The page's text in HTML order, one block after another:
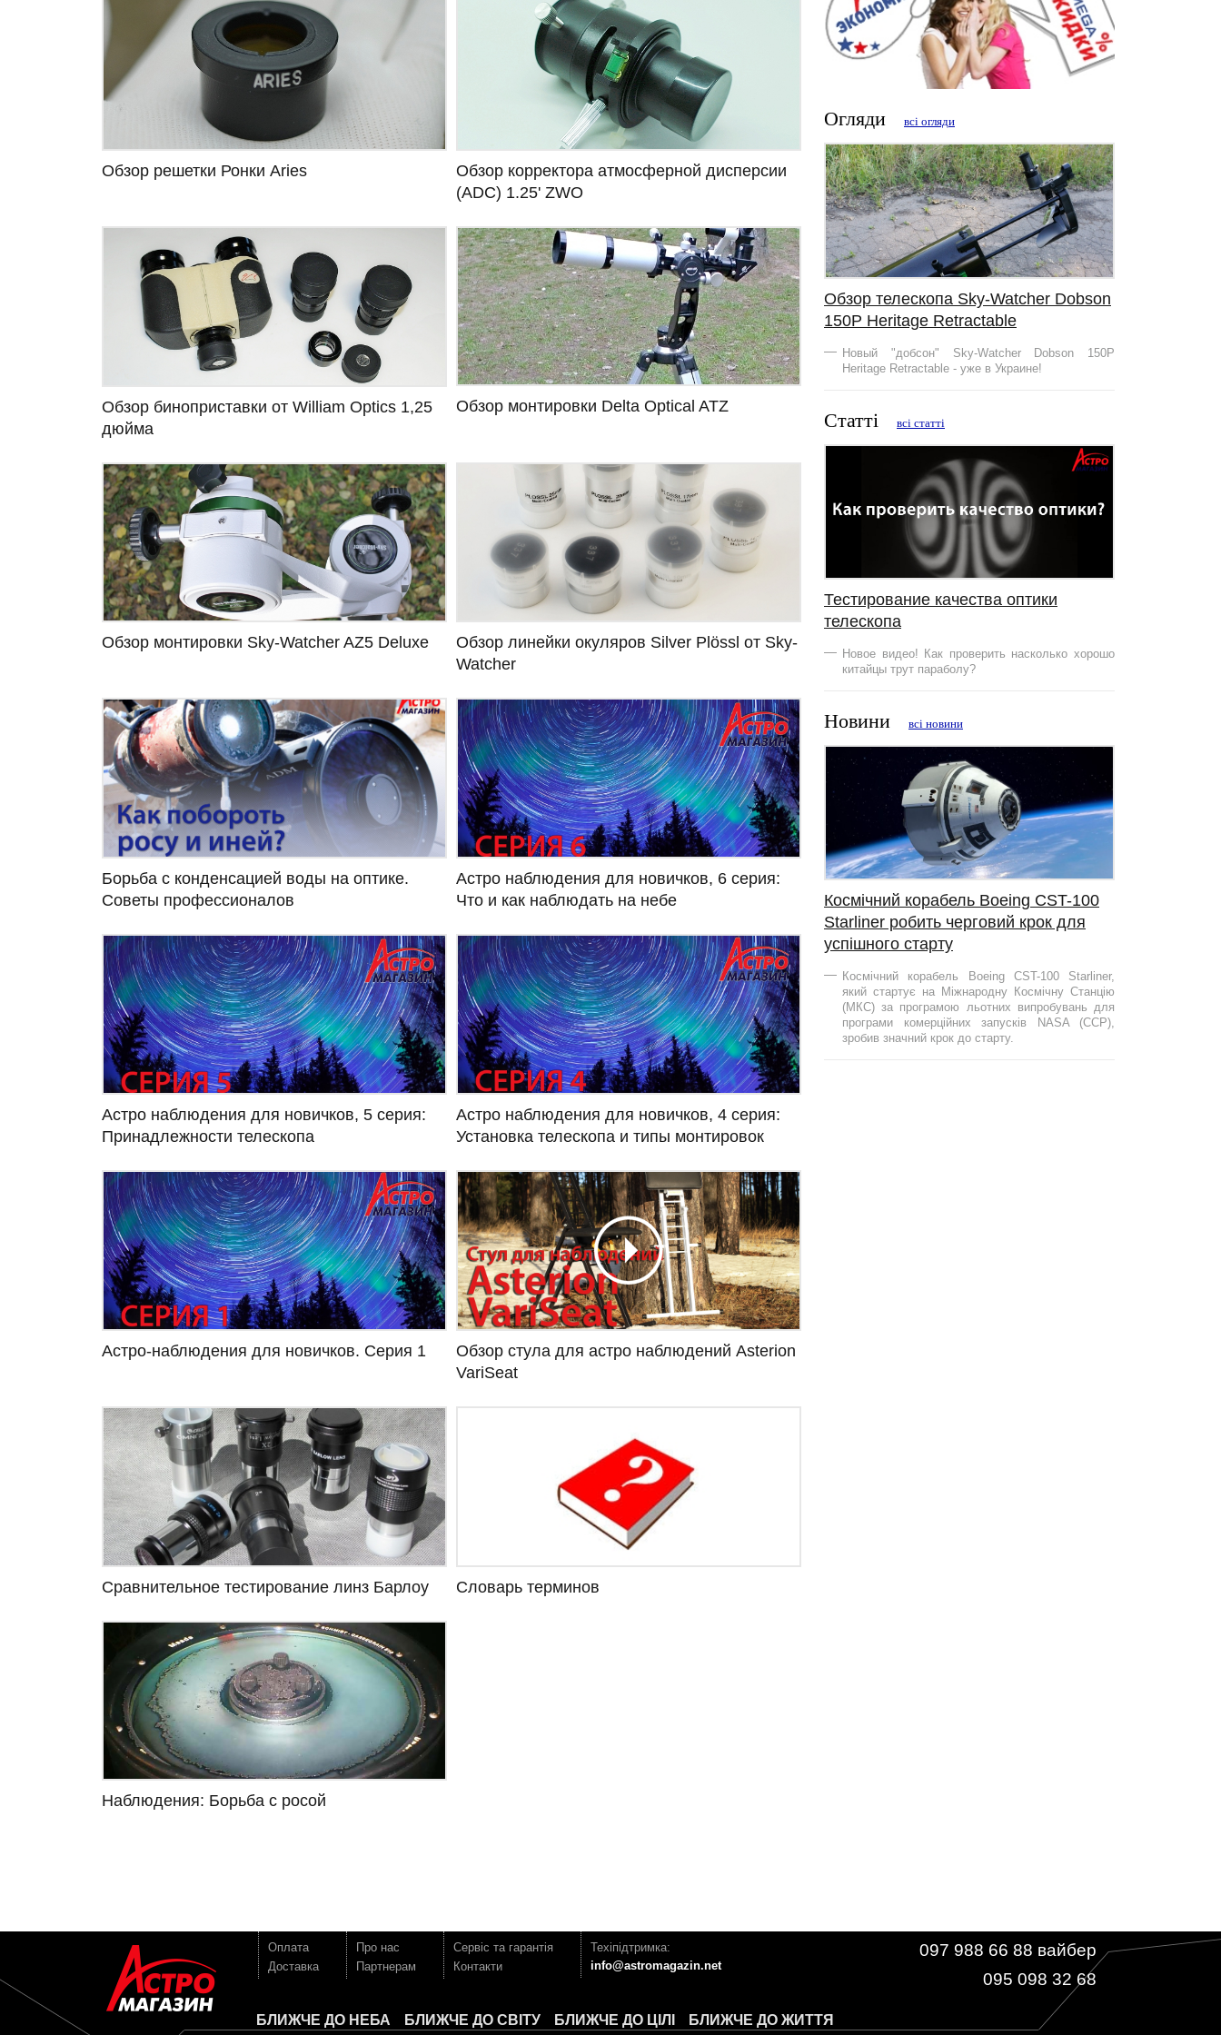
Обзор решетки Ронки Aries
Обзор корректора атмосферной дисперсии
(ADC) 1.25' ZWO
Обзор биноприставки от William Optics 1,25
дюйма
Обзор монтировки Delta Optical ATZ
Обзор монтировки Sky-Watcher AZ5 Deluxe
Обзор линейки окуляров Silver Plössl от Sky-
Watcher
Борьба с конденсацией воды на оптике.
Советы профессионалов
Астро наблюдения для новичков, 6 серия:
Что и как наблюдать на небе
Астро наблюдения для новичков, 5 серия:
Принадлежности телескопа
Астро наблюдения для новичков, 4 серия:
Установка телескопа и типы монтировок
Астро-наблюдения для новичков. Серия 1
Обзор стула для астро наблюдений Asterion
VariSeat
Сравнительное тестирование линз Барлоу Словарь терминов
Наблюдения: Борьба с росой
Огляди всі огляди
Обзор телескопа Sky-Watcher Dobson
150Р Heritage Retractable
Новый "добсон" Sky-Watcher Dobson 150Р
Heritage Retractable - уже в Украине!
Статті всі статті
Тестирование качества оптики
телескопа
Новое видео! Как проверить насколько хорошо
китайцы трут параболу?
Новини всі новини
Космічний корабель Boeing CST-100
Starliner робить черговий крок для
успішного старту
Космічний корабель Boeing CST-100 Starliner,
який стартує на Міжнародну Космічну Станцію
(МКС) за програмою льотних випробувань для
програми комерційних запусків NASA (CCP),
зробив значний крок до старту.
Оплата
Доставка
Про нас
Партнерам
Сервіс та гарантія
Контакти
Техіпідтримка:
info@astromagazin.net
097 988 66 88 вайбер
095 098 32 68
БЛИЖЧЕ ДО НЕБА БЛИЖЧЕ ДО СВІТУ БЛИЖЧЕ ДО ЦІЛІ БЛИЖЧЕ ДО ЖИТТЯ